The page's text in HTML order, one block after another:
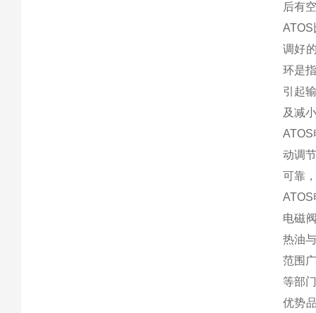
后有
调好
环是
引起
及减
动调
可靠
电磁
热油
范围
等部
优势